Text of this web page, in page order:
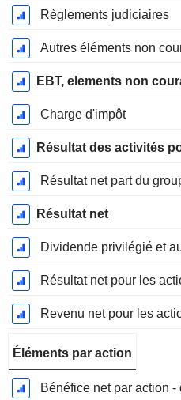
Règlements judiciaires
Autres éléments non
EBT, elements non
Charge d'impôt
Résultat des activités
Résultat net part du
Résultat net
Dividende privilégié et
Éléments par action
Bénéfice net par action -